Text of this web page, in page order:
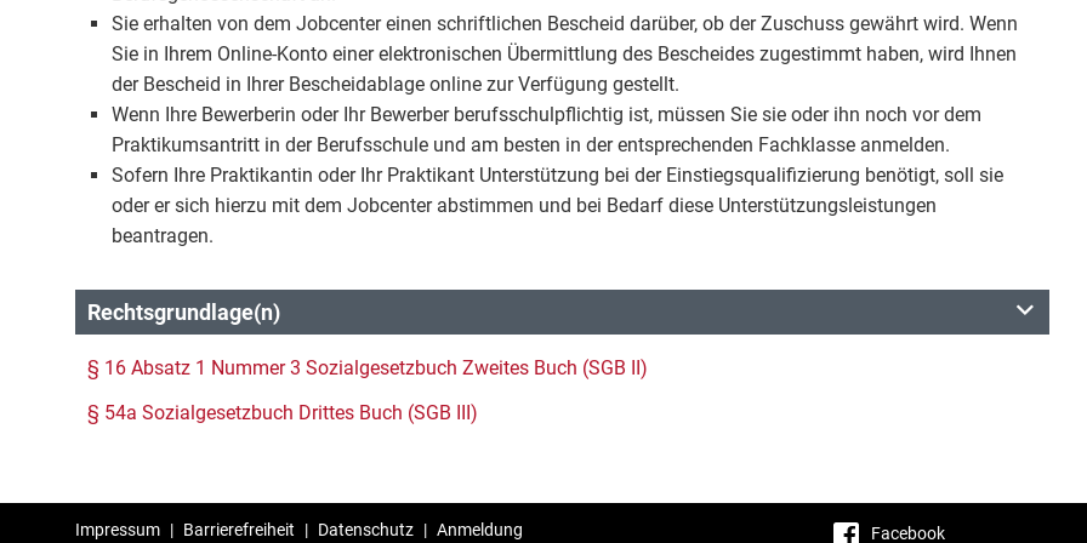
Sie erhalten von dem Jobcenter einen schriftlichen Bescheid darüber, ob der Zuschuss gewährt wird. Wenn
Sie in Ihrem Online-Konto einer elektronischen Übermittlung des Bescheides zugestimmt haben, wird Ihnen
der Bescheid in Ihrer Bescheidablage online zur Verfügung gestellt.
Wenn Ihre Bewerberin oder Ihr Bewerber berufsschulpflichtig ist, müssen Sie sie oder ihn noch vor dem
Praktikumsantritt in der Berufsschule und am besten in der entsprechenden Fachklasse anmelden.
Sofern Ihre Praktikantin oder Ihr Praktikant Unterstützung bei der Einstiegsqualifizierung benötigt, soll sie
oder er sich hierzu mit dem Jobcenter abstimmen und bei Bedarf diese Unterstützungsleistungen
beantragen.
Rechtsgrundlage(n)
§ 16 Absatz 1 Nummer 3 Sozialgesetzbuch Zweites Buch (SGB II)
§ 54a Sozialgesetzbuch Drittes Buch (SGB III)
Impressum | Barrierefreiheit | Datenschutz | Anmeldung Facebook